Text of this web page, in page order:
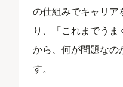
の仕組みでキャリア
り、「これまでう
から、何が問題な
す。